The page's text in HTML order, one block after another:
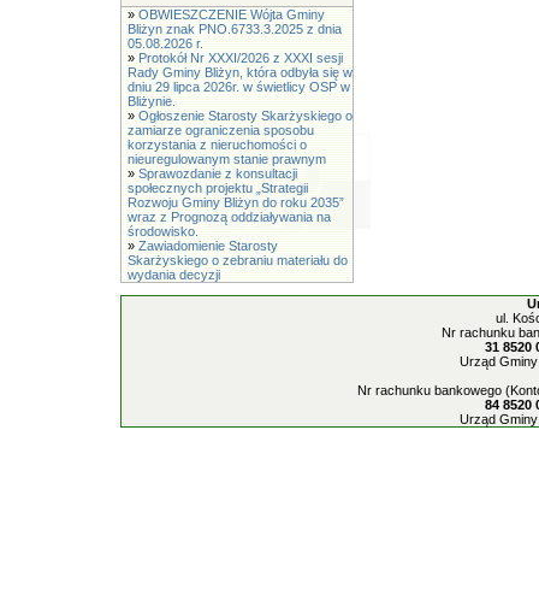
» OBWIESZCZENIE Wójta Gminy
Bliżyn znak PNO.6733.3.2025 z dnia
05.08.2026 r.
» Protokół Nr XXXI/2026 z XXXI sesji
Rady Gminy Bliżyn, która odbyła się w
dniu 29 lipca 2026r. w świetlicy OSP w
Bliżynie.
» Ogłoszenie Starosty Skarżyskiego o
zamiarze ograniczenia sposobu
korzystania z nieruchomości o
nieuregulowanym stanie prawnym
» Sprawozdanie z konsultacji
społecznych projektu „Strategii
Rozwoju Gminy Bliżyn do roku 2035”
wraz z Prognozą oddziaływania na
środowisko.
» Zawiadomienie Starosty
Skarżyskiego o zebraniu materiału do
wydania decyzji
ul.
Nr rachunku
31 8520
Urząd
Nr rachunku bankowego
84 8520
Urząd